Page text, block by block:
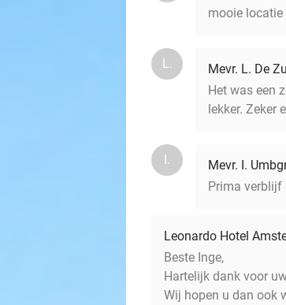
mooie locatie
L.
Mevr. L. De
Het was een
lekker. Zeker
I.
Mevr. I.
Prima verblijf
Leonardo Hotel
Beste Inge,
Hartelijk dank voor
Wij hopen u dan ook